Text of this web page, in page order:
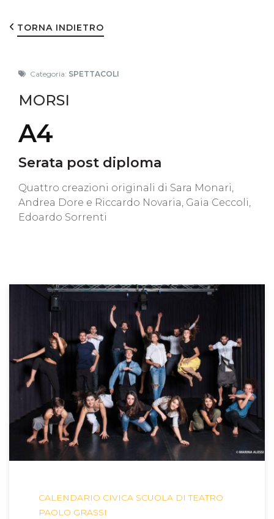
TORNA INDIETRO
Categoria: SPETTACOLI
MORSI
A4
Serata post diploma
Quattro creazioni originali di Sara Monari,
Andrea Dore e Riccardo Novaria, Gaia Ceccoli,
Edoardo Sorrenti
CALENDARIO CIVICA SCUOLA DI TEATRO
PAOLO GRASSI